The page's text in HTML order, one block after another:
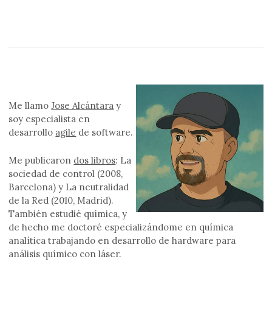
Me llamoJose Alcántara y
soy especialista en
desarrollo agile de software.
Me publicaron dos libros: La
sociedad de control (2008,
Barcelona) y La neutralidad
de la Red (2010, Madrid).
También estudié química, y
de hecho me doctoré especializándome en química
analítica trabajando en desarrollo de hardware para
análisis químico con láser.